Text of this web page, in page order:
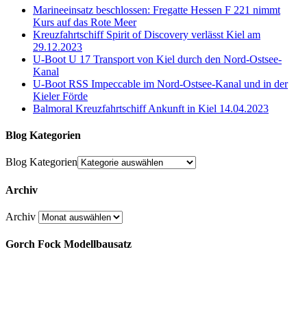
Marineeinsatz beschlossen: Fregatte Hessen F 221 nimmt
Kurs auf das Rote Meer
Kreuzfahrtschiff Spirit of Discovery verlässt Kiel am
29.12.2023
U-Boot U 17 Transport von Kiel durch den Nord-Ostsee-
Kanal
U-Boot RSS Impeccable im Nord-Ostsee-Kanal und in der
Kieler Förde
Balmoral Kreuzfahrtschiff Ankunft in Kiel 14.04.2023
Blog Kategorien
Blog Kategorien
Archiv
Archiv
Gorch Fock Modellbausatz